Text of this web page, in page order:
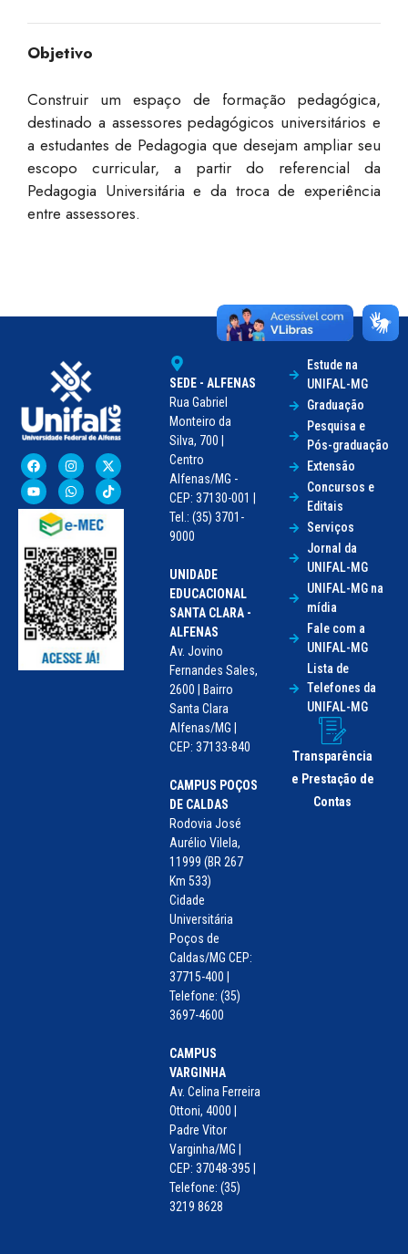
Objetivo
Construir um espaço de formação pedagógica,
destinado a assessores pedagógicos universitários e
a estudantes de Pedagogia que desejam ampliar seu
escopo curricular, a partir do referencial da
Pedagogia Universitária e da troca de experiência
entre assessores.
SEDE - ALFENAS
Rua Gabriel
Monteiro da
Silva, 700 |
Centro
Alfenas/MG -
CEP: 37130-001 |
Tel.: (35) 3701-
9000
UNIDADE
EDUCACIONAL
SANTA CLARA -
ALFENAS
Av. Jovino
Fernandes Sales,
2600 | Bairro
Santa Clara
Alfenas/MG |
CEP: 37133-840
CAMPUS POÇOS
DE CALDAS
Rodovia José
Aurélio Vilela,
11999 (BR 267
Km 533)
Cidade
Universitária
Poços de
Caldas/MG CEP:
37715-400 |
Telefone: (35)
3697-4600
CAMPUS
VARGINHA
Av. Celina Ferreira
Ottoni, 4000 |
Padre Vitor
Varginha/MG |
CEP: 37048-395 |
Telefone: (35)
3219 8628
Estude na
UNIFAL-MG
Graduação
Pesquisa e
Pós-graduação
Extensão
Concursos e
Editais
Serviços
Jornal da
UNIFAL-MG
UNIFAL-MG na
mídia
Fale com a
UNIFAL-MG
Lista de
Telefones da
UNIFAL-MG
Transparência
e Prestação de
Contas